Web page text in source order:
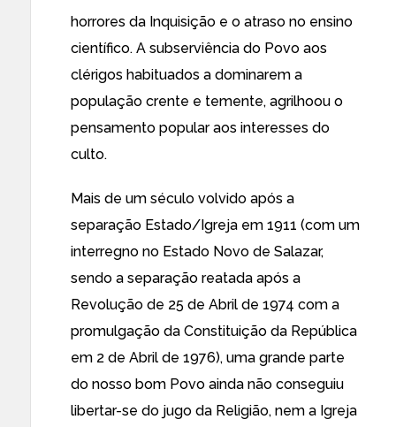
horrores da Inquisição e o atraso no ensino
científico. A subserviência do Povo aos
clérigos habituados a dominarem a
população crente e temente, agrilhoou o
pensamento popular aos interesses do
culto.
Mais de um século volvido após a
separação Estado/Igreja em 1911 (com um
interregno no Estado Novo de Salazar,
sendo a separação reatada após a
Revolução de 25 de Abril de 1974 com a
promulgação da Constituição da República
em 2 de Abril de 1976), uma grande parte
do nosso bom Povo ainda não conseguiu
libertar-se do jugo da Religião, nem a Igreja